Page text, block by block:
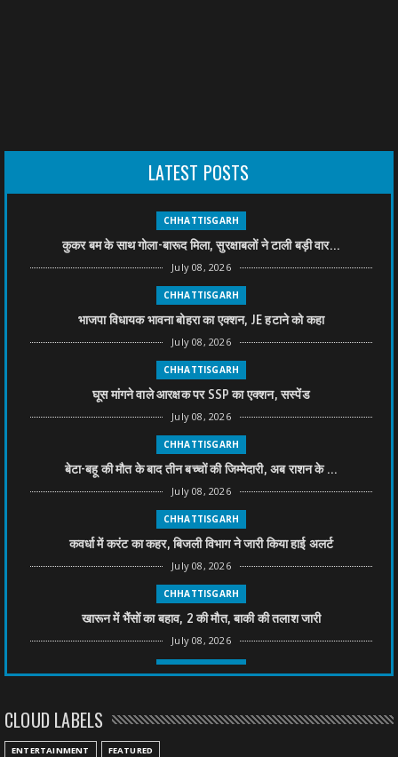
LATEST POSTS
CHHATTISGARH
कुकर बम के साथ गोला-बारूद मिला, सुरक्षाबलों ने टाली बड़ी वार...
July 08, 2026
CHHATTISGARH
भाजपा विधायक भावना बोहरा का एक्शन, JE हटाने को कहा
July 08, 2026
CHHATTISGARH
घूस मांगने वाले आरक्षक पर SSP का एक्शन, सस्पेंड
July 08, 2026
CHHATTISGARH
बेटा-बहू की मौत के बाद तीन बच्चों की जिम्मेदारी, अब राशन के ...
July 08, 2026
CHHATTISGARH
कवर्धा में करंट का कहर, बिजली विभाग ने जारी किया हाई अलर्ट
July 08, 2026
CHHATTISGARH
खारून में भैंसों का बहाव, 2 की मौत, बाकी की तलाश जारी
July 08, 2026
CHHATTISGARH
July 08, 2026
CLOUD LABELS
ENTERTAINMENT FEATURED